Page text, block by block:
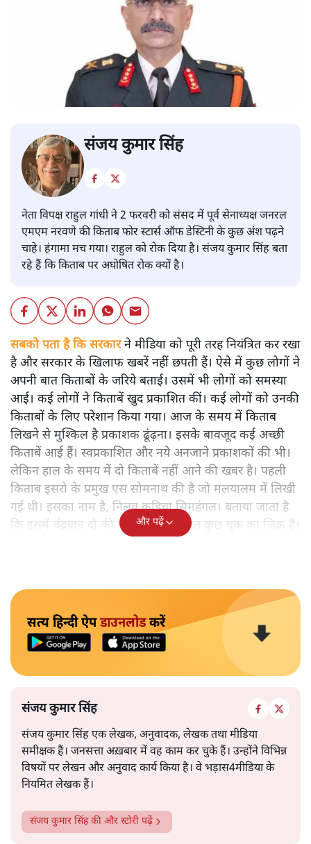
संजय कुमार सिंह
नेता विपक्ष राहुल गांधी ने 2 फरवरी को संसद में पूर्व सेनाध्यक्ष जनरल
एमएम नरवणे की किताब फोर स्टार्स ऑफ डेस्टिनी के कुछ अंश पढ़ने
चाहे। हंगामा मच गया। राहुल को रोक दिया है। संजय कुमार सिंह बता
रहे हैं कि किताब पर अघोषित रोक क्यों है।
सबको पता है कि सरकारने मीडिया को पूरी तरह नियंत्रित कर रखा
है और सरकार के खिलाफ खबरें नहीं छपती हैं। ऐसे में कुछ लोगों ने
अपनी बात किताबों के जरिये बताई। उसमें भी लोगों को समस्या
आई। कई लोगों ने किताबें खुद प्रकाशित कीं। कई लोगों को उनकी
किताबों के लिए परेशान किया गया। आज के समय में किताब
लिखने से मुश्किल है प्रकाशक ढूंढ़ना। इसके बावजूद कई अच्छी
किताबें आई हैं। स्वप्रकाशित और नये अनजाने प्रकाशकों की भी।
लेकिन हाल के समय में दो किताबें नहीं आने की खबर है। पहली
किताब इसरो के प्रमुख एस सोमनाथ की है जो मलयालम में लिखी
गई थी। इसका नाम है, निलवु कुडिचा सिमहंगल। बताया जाता है
कि इसमें चंद्रयान दो की नाकामी से संबंधित कुछ चूक का जिक्र है।
और पढ़ें
सत्य हिन्दी ऐपडाउनलोडकरें
संजय कुमार सिंह
संजय कुमार सिंह एक लेखक, अनुवादक, लेखक तथा मीडिया
समीक्षक हैं। जनसत्ता अख़बार में वह काम कर चुके हैं। उन्होंने विभिन्न
विषयों पर लेखन और अनुवाद कार्य किया है। वे भड़ास4मीडिया के
नियमित लेखक हैं।
संजय कुमार सिंहकी और स्टोरी पढ़ें